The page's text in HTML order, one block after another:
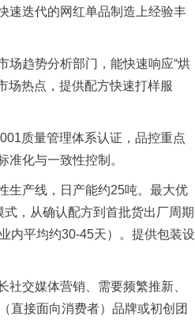
速迭代的网红单品制造上经验丰
场趋势分析部门，能快速响应“烘
场热点，提供配方快速打样服
质量管理体系认证，品控重点
准化与一致性控制。
生产线，日产能约25吨。最大优
式，从确认配方到首批货出厂周期
内平均约30-45天）。提供包装设
社交媒体营销、需要频繁推新、
直接面向消费者）品牌或初创团